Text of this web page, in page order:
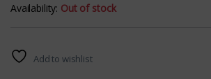
Availability: Out of stock
Add to wishlist